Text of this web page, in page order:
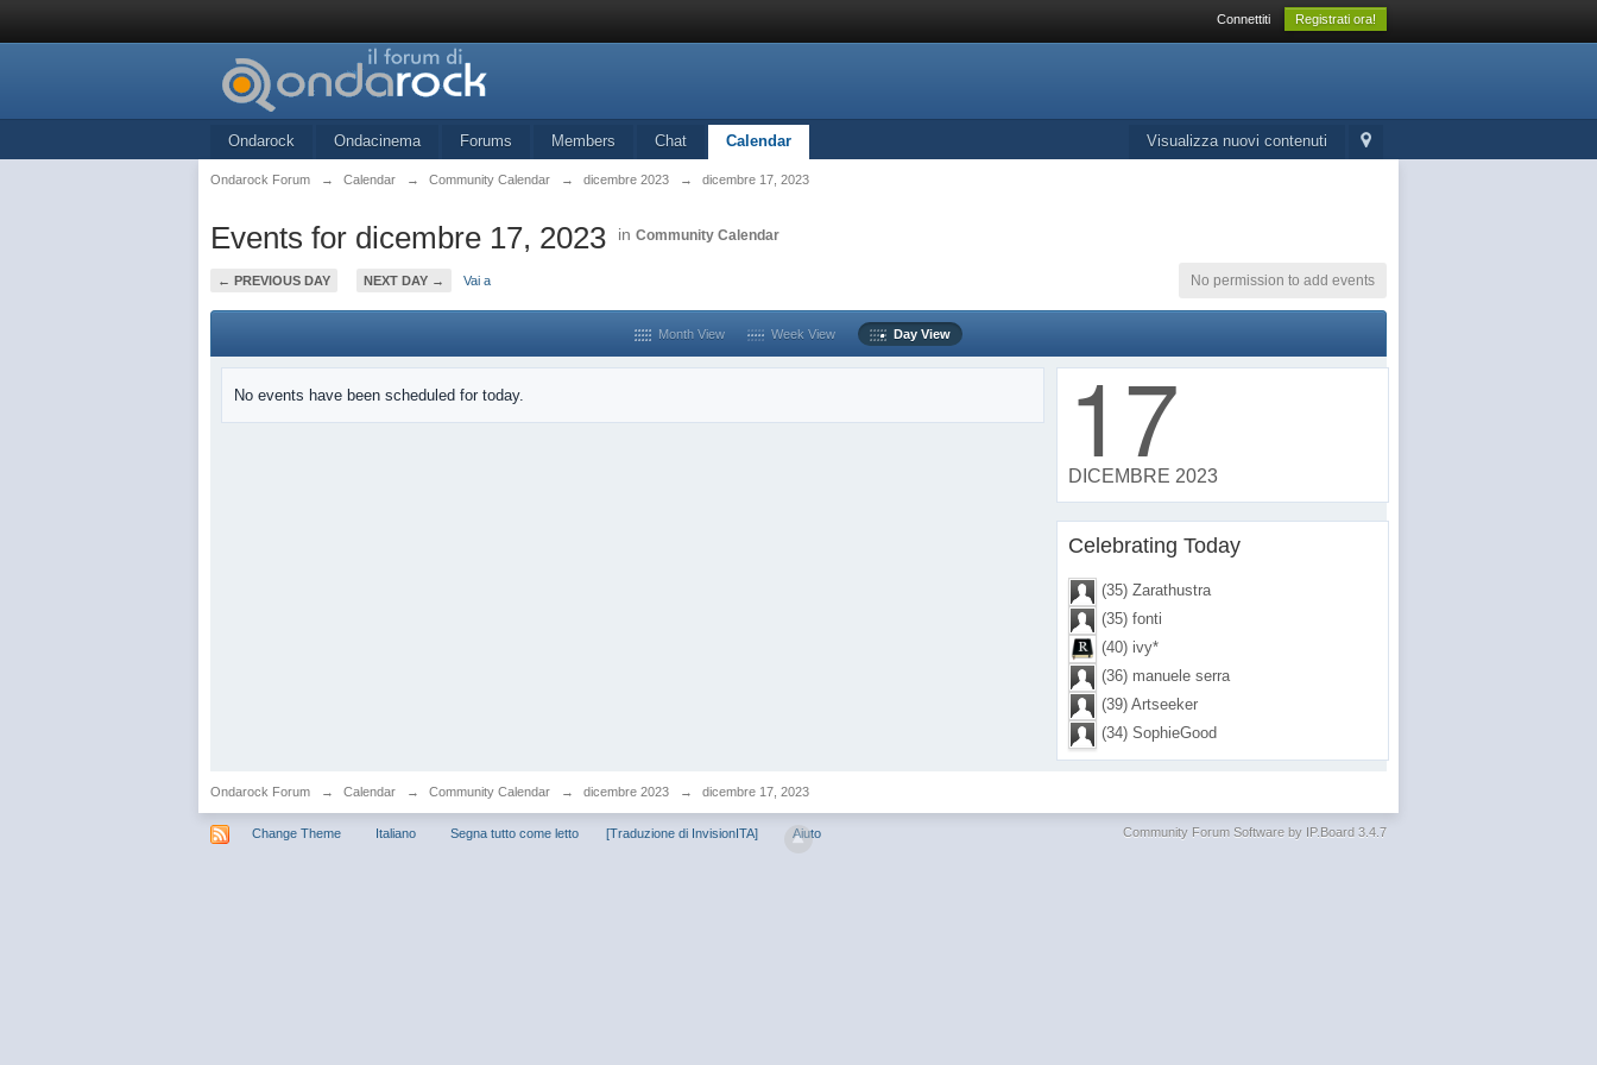
Connettiti Registrati ora!
Visualizza nuovi contenuti
Ondarock Ondacinema Forums Members Chat Calendar
Ondarock Forum → Calendar → Community Calendar → dicembre 2023 → dicembre 17, 2023
Events for dicembre 17, 2023 in Community Calendar
← PREVIOUS DAY NEXT DAY → Vai a No permission to add events
Month View Week View Day View
No events have been scheduled for today. 17
DICEMBRE 2023
Celebrating Today
(35) Zarathustra
(35) fonti
(40) ivy*
(36) manuele serra
(39) Artseeker
(34) SophieGood
Ondarock Forum → Calendar → Community Calendar → dicembre 2023 → dicembre 17, 2023
Change Theme Italiano Segna tutto come letto [Traduzione di InvisionITA] Aiuto Community Forum Software by IP.Board 3.4.7